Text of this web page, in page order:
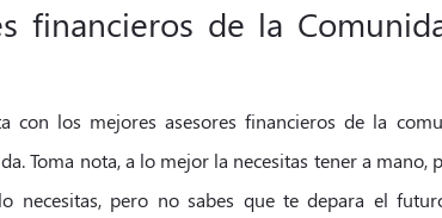
financieros de la
con los mejores asesores financieros de la
Toma nota, a lo mejor la necesitas tener a mano,
necesitas, pero no sabes que te depara el